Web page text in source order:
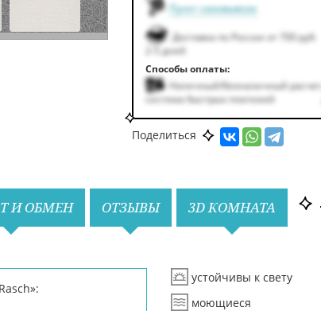
Пункт самовывоза
Доставка по России от 700 руб.
2-5 дней
Способы оплаты:
Наличный/безналичный расчет,
система быстрых платежей
Поделиться
И ОБМЕН ОТЗЫВЫ 3D КОМНАТА
устойчивы к свету
моющиеся